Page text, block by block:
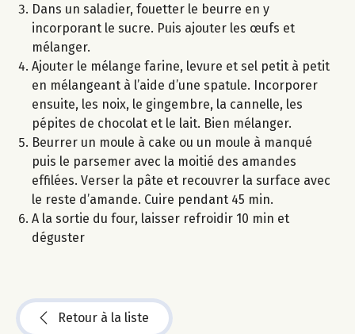
Dans un saladier, fouetter le beurre en y
incorporant le sucre. Puis ajouter les œufs et
mélanger.
Ajouter le mélange farine, levure et sel petit à petit
en mélangeant à l’aide d’une spatule. Incorporer
ensuite, les noix, le gingembre, la cannelle, les
pépites de chocolat et le lait. Bien mélanger.
Beurrer un moule à cake ou un moule à manqué
puis le parsemer avec la moitié des amandes
effilées. Verser la pâte et recouvrer la surface avec
le reste d’amande. Cuire pendant 45 min.
A la sortie du four, laisser refroidir 10 min et
déguster
Retour à la liste